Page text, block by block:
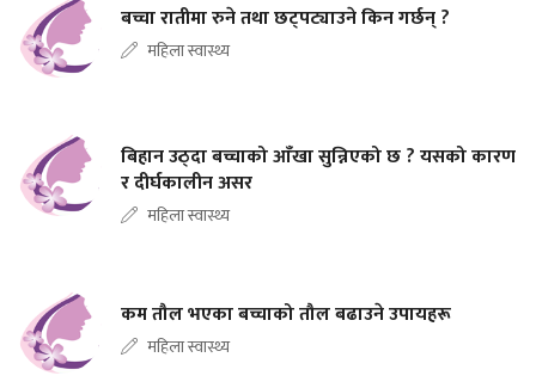
बच्चा रातीमा रुने तथा छट्पट्याउने किन गर्छन् ?
महिला स्वास्थ्य
बिहान उठ्दा बच्चाको आँखा सुन्निएको छ ? यसको कारण
र दीर्घकालीन असर
महिला स्वास्थ्य
कम तौल भएका बच्चाको तौल बढाउने उपायहरू
महिला स्वास्थ्य